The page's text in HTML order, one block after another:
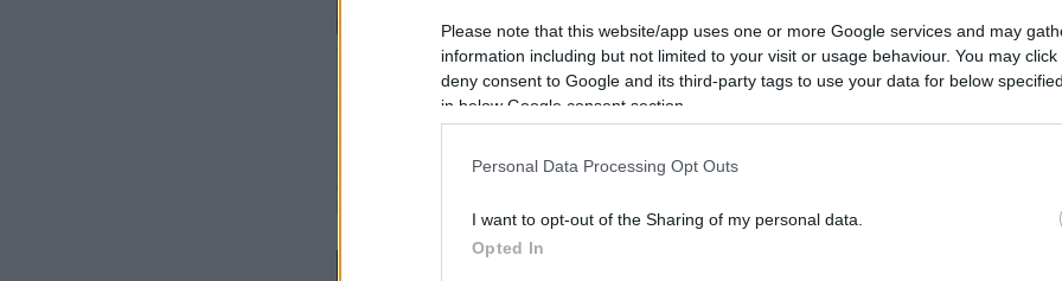
Please note that this website/app uses one or more Google services and may
information including but not limited to your visit or usage behaviour. You may
deny consent to Google and its third-party tags to use your data for below
in below Google consent section.
Personal Data Processing Opt Outs
I want to opt-out of the Sharing of my personal data.
Opted In